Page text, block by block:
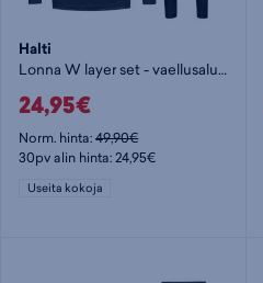
Halti
Lonna W layer set - vaellusalusasu
24,95€
Norm. hinta:49,90€
30pv alin hinta: 24,95€
Useita kokoja